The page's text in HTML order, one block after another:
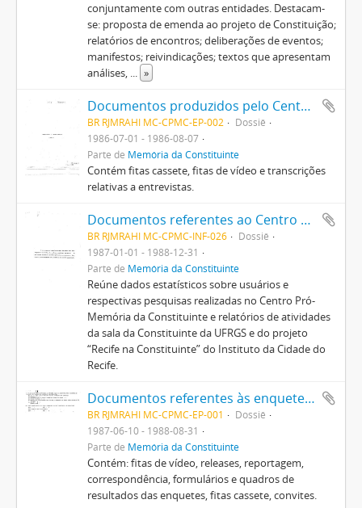
conjuntamente com outras entidades. Destacam-
se: proposta de emenda ao projeto de Constituição;
relatórios de encontros; deliberações de eventos;
manifestos; reivindicações; textos que apresentam
análises, ... »
Documentos produzidos pelo Centro Pró-Memória junto aos membros da Comissão Provisória de Estudos Constitucionais
BR RJMRAHI MC-CPMC-EP-002
Dossiê
1986-07-01 - 1986-08-07
Parte de Memória da Constituinte
Contém fitas cassete, fitas de vídeo e transcrições
relativas a entrevistas.
Documentos referentes ao Centro Pró-Memória da Constituinte
BR RJMRAHI MC-CPMC-INF-026
Dossiê
1987-01-01 - 1988-12-31
Parte de Memória da Constituinte
Reúne dados estatísticos sobre usuários e
respectivas pesquisas realizadas no Centro Pró-
Memória da Constituinte e relatórios de atividades
da sala da Constituinte da UFRGS e do projeto
“Recife na Constituinte” do Instituto da Cidade do
Recife.
Documentos referentes às enquetes, pesquisas e aos eventos realizados pelo Centro Pró-Memória da Constituinte
BR RJMRAHI MC-CPMC-EP-001
Dossiê
1987-06-10 - 1988-08-31
Parte de Memória da Constituinte
Contém: fitas de vídeo, releases, reportagem,
correspondência, formulários e quadros de
resultados das enquetes, fitas cassete, convites.